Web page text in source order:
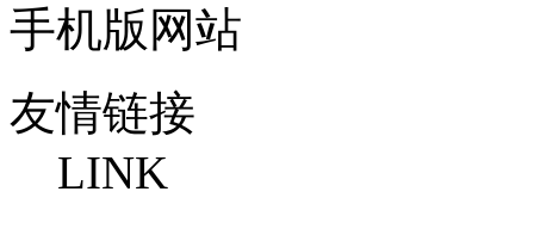
手机版网站
友情链接
LINK